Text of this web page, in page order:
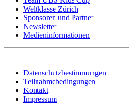
Weltklasse Zürich
Sponsoren und Partner
Newsletter
Medieninformationen
Datenschutzbestimmungen
Teilnahmebedingungen
Kontakt
Impressum